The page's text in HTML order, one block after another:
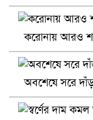
প্রোটিয়াদের
করোনায় আরও
অবশেষে সরে